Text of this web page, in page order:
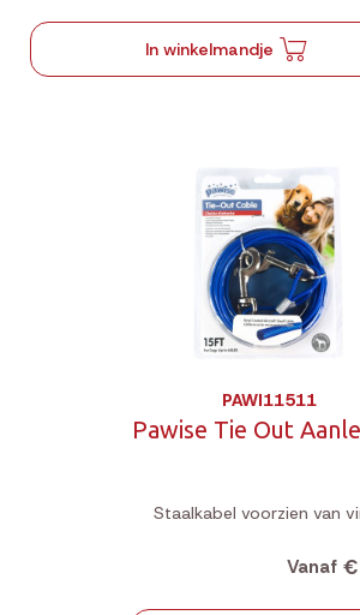
In winkelmandje
PAWI11511
Pawise Tie Out
Staalkabel voorzien van
Vanaf